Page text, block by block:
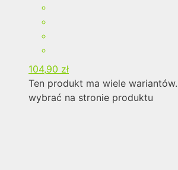
104,90 zł
Ten produkt ma wiele
wybrać na stronie produktu